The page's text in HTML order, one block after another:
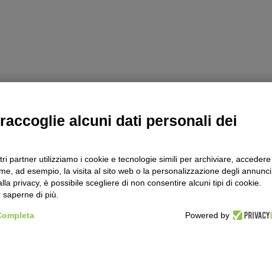
alcuni dati personali dei
partner utilizziamo i cookie e tecnologie simili per archiviare, accedere
ad esempio, la visita al sito web o la personalizzazione degli annunci.
privacy, è possibile scegliere di non consentire alcuni tipi di cookie.
di più.
Powered by